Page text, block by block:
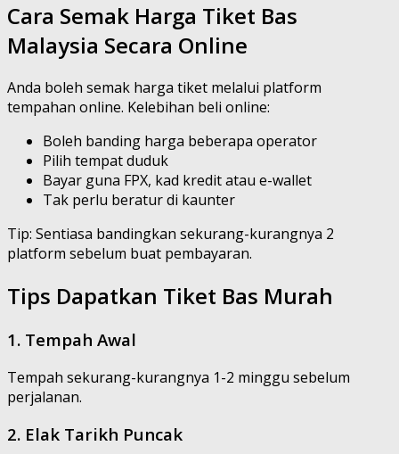
Cara Semak Harga Tiket Bas
Malaysia Secara Online
Anda boleh semak harga tiket melalui platform
tempahan online. Kelebihan beli online:
Boleh banding harga beberapa operator
Pilih tempat duduk
Bayar guna FPX, kad kredit atau e-wallet
Tak perlu beratur di kaunter
Tip: Sentiasa bandingkan sekurang-kurangnya 2
platform sebelum buat pembayaran.
Tips Dapatkan Tiket Bas Murah
1. Tempah Awal
Tempah sekurang-kurangnya 1-2 minggu sebelum
perjalanan.
2. Elak Tarikh Puncak